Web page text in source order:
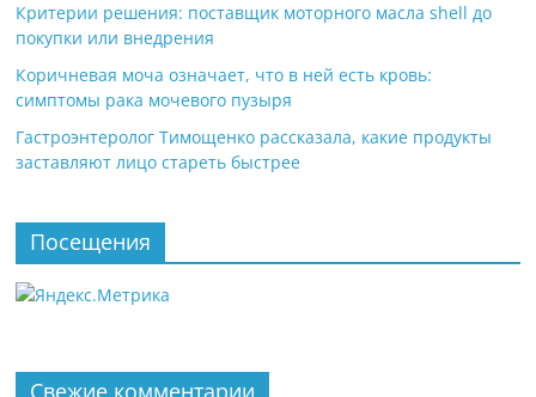
Критерии решения: поставщик моторного масла shell до
покупки или внедрения
Коричневая моча означает, что в ней есть кровь:
симптомы рака мочевого пузыря
Гастроэнтеролог Тимощенко рассказала, какие продукты
заставляют лицо стареть быстрее
Посещения
Свежие комментарии